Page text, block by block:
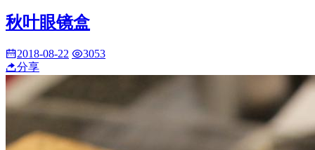
秋叶眼镜盒
2018-08-22
3053
分享